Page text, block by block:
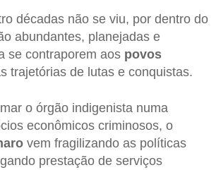
décadas não se viu, por dentro do
abundantes, planejadas e
se contraporem aos povos
trajetórias de lutas e conquistas.
o órgão indigenista numa
econômicos criminosos, o
vem fragilizando as políticas
prestação de serviços